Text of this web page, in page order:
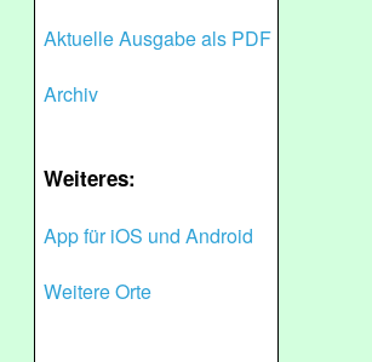
Aktuelle Ausgabe als PDF
Archiv
Weiteres:
App für iOS und Android
Weitere Orte